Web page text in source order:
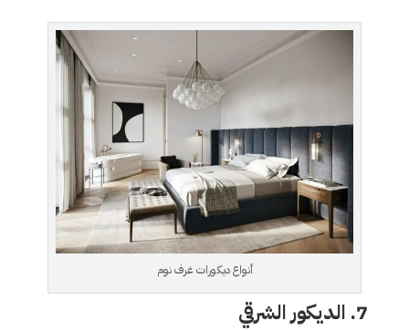
أنواع ديكورات غرف نوم
7. الديكور الشرقي